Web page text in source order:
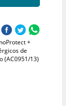
+
de
(AC0951/13)